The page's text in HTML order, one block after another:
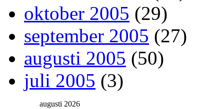
oktober 2005 (29)
september 2005 (27)
augusti 2005 (50)
juli 2005 (3)
augusti 2026